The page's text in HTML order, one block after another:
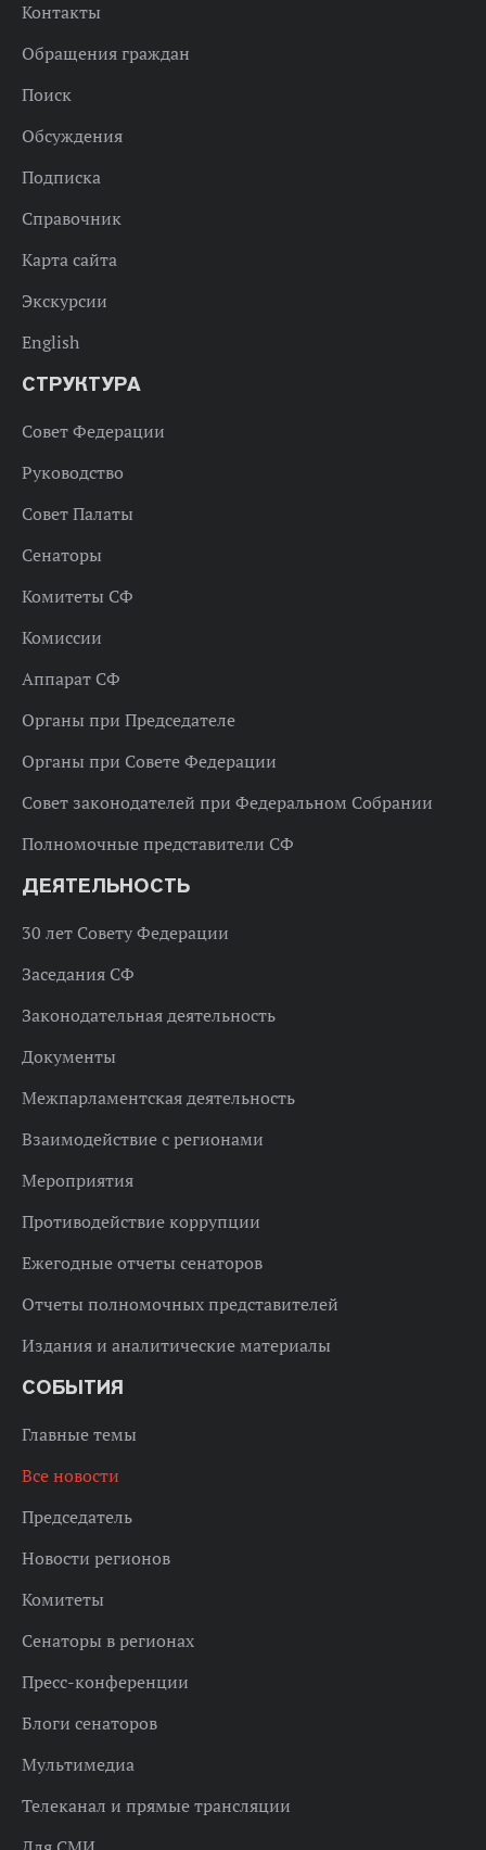
Контакты
Обращения граждан
Поиск
Обсуждения
Подписка
Справочник
Карта сайта
Экскурсии
English
СТРУКТУРА
Совет Федерации
Руководство
Совет Палаты
Сенаторы
Комитеты СФ
Комиссии
Аппарат СФ
Органы при Председателе
Органы при Совете Федерации
Совет законодателей при Федеральном Собрании
Полномочные представители СФ
ДЕЯТЕЛЬНОСТЬ
30 лет Совету Федерации
Заседания СФ
Законодательная деятельность
Документы
Межпарламентская деятельность
Взаимодействие с регионами
Мероприятия
Противодействие коррупции
Ежегодные отчеты сенаторов
Отчеты полномочных представителей
Издания и аналитические материалы
СОБЫТИЯ
Главные темы
Все новости
Председатель
Новости регионов
Комитеты
Сенаторы в регионах
Пресс-конференции
Блоги сенаторов
Мультимедиа
Телеканал и прямые трансляции